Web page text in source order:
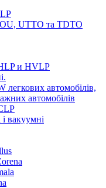
UTTO та TDTO
и HVLP
легкових автомобілів,
автомобілів
вакуумні